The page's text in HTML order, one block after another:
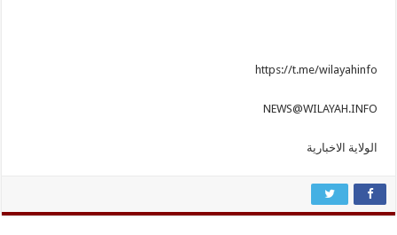
https://t.me/wilayahinfo
NEWS@WILAYAH.INFO
الولاية الاخبارية